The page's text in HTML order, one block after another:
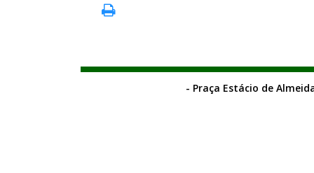
- Praça Estácio de